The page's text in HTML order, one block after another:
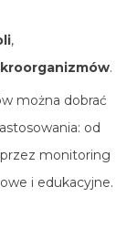
,
.
można dobrać
od
monitoring
i edukacyjne.